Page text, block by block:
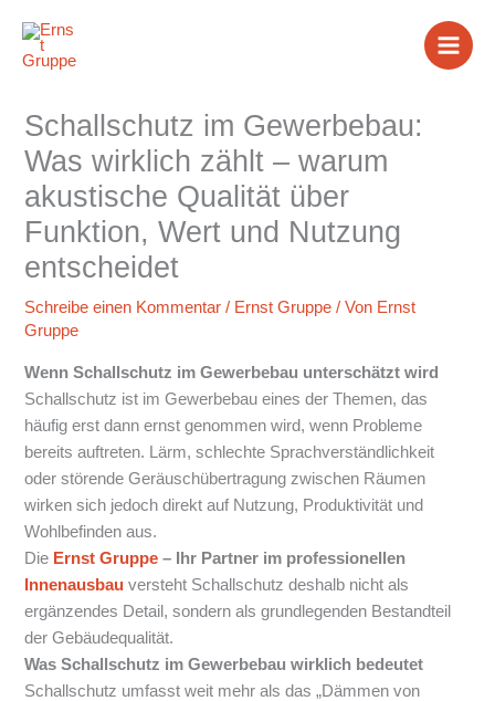
Inhalt
springen
Schallschutz im Gewerbebau:
Was wirklich zählt – warum
akustische Qualität über
Funktion, Wert und Nutzung
entscheidet
Schreibe einen Kommentar / Ernst Gruppe / Von Ernst
Gruppe
Wenn Schallschutz im Gewerbebau unterschätzt wird
Schallschutz ist im Gewerbebau eines der Themen, das
häufig erst dann ernst genommen wird, wenn Probleme
bereits auftreten. Lärm, schlechte Sprachverständlichkeit
oder störende Geräuschübertragung zwischen Räumen
wirken sich jedoch direkt auf Nutzung, Produktivität und
Wohlbefinden aus.
Die Ernst Gruppe – Ihr Partner im professionellen
Innenausbau versteht Schallschutz deshalb nicht als
ergänzendes Detail, sondern als grundlegenden Bestandteil
der Gebäudequalität.
Was Schallschutz im Gewerbebau wirklich bedeutet
Schallschutz umfasst weit mehr als das „Dämmen von